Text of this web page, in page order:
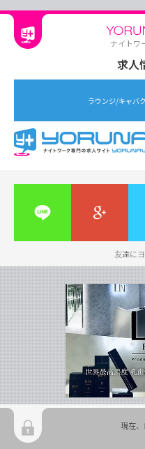
ナイトワ
求人
ラウンジ/キャバ
友達に
現在